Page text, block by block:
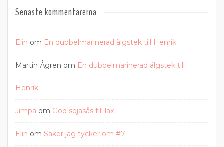
Senaste kommentarerna
Elin om En dubbelmarinerad älgstek till Henrik
Martin Ågren om En dubbelmarinerad älgstek till
Henrik
Jimpa om God sojasås till lax
Elin om Saker jag tycker om #7